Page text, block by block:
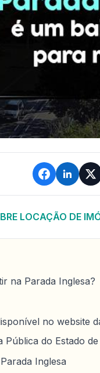
LOCAÇÃO DE
na Parada Inglesa?
no website
Pública do Estado
Inglesa